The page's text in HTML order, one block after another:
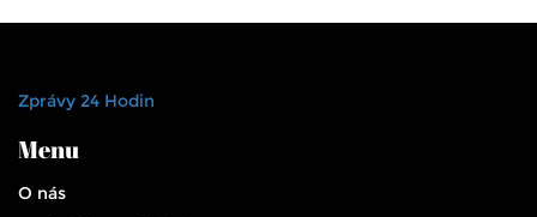
Zprávy 24 Hodin
Menu
O nás